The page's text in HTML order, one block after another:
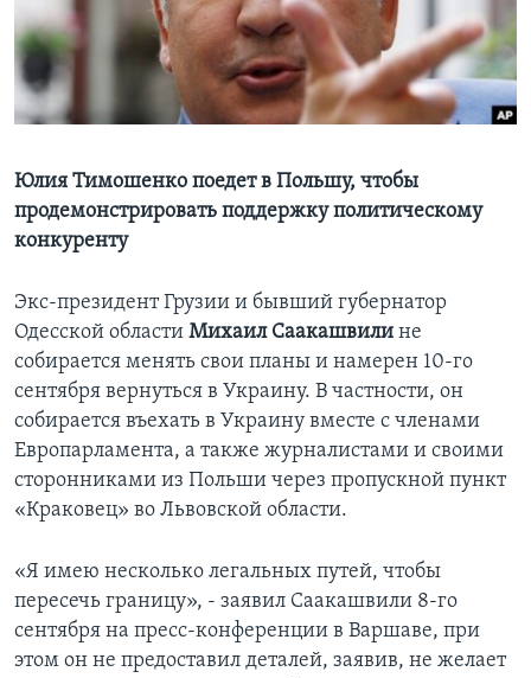
Learning English
СОЦИАЛЬНЫЕ СЕТИ
Языки
Юлия Тимошенко поедет в Польшу, чтобы
продемонстрировать поддержку политическому
конкуренту
Экс-президент Грузии и бывший губернатор
Одесской области Михаил Саакашвили не
собирается менять свои планы и намерен 10-го
сентября вернуться в Украину. В частности, он
собирается въехать в Украину вместе с членами
Европарламента, а также журналистами и своими
сторонниками из Польши через пропускной пункт
«Краковец» во Львовской области.
«Я имею несколько легальных путей, чтобы
пересечь границу», - заявил Саакашвили 8-го
сентября на пресс-конференции в Варшаве, при
этом он не предоставил деталей, заявив, не желает